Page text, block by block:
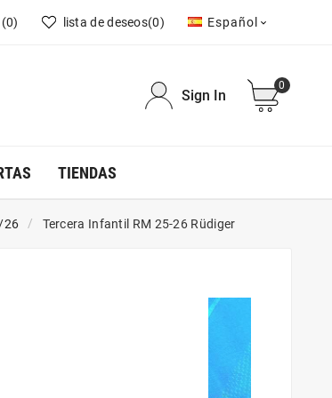
(0) lista de deseos(0) Español 
Sign In
0
TIENDAS
26 Tercera Infantil RM 25-26 Rüdiger